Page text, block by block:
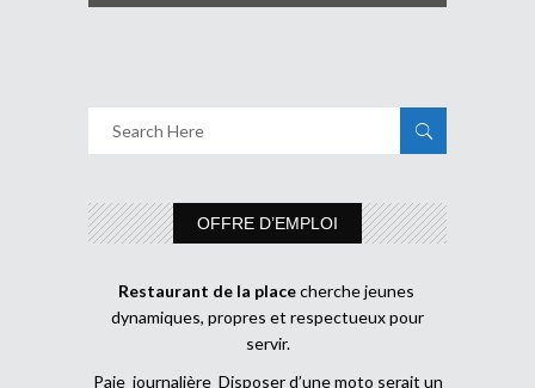
OFFRE D’EMPLOI
Restaurant de la placecherche jeunes
dynamiques, propres et respectueux pour
servir.
Paie journalière Disposer d’une moto serait un